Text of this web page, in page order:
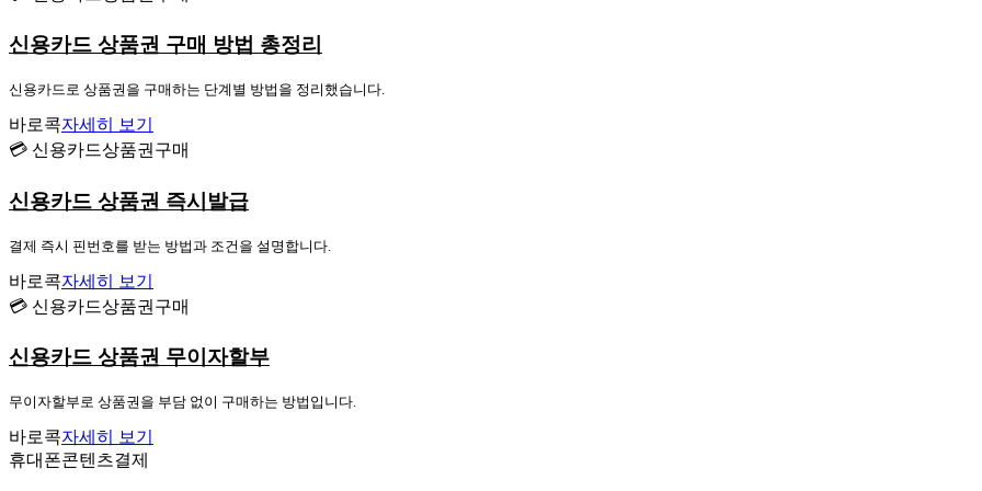
신용카드 상품권 구매 방법 총정리
신용카드로 상품권을 구매하는 단계별 방법을 정리했습니다.
바로콕자세히 보기
💳 신용카드상품권구매
신용카드 상품권 즉시발급
결제 즉시 핀번호를 받는 방법과 조건을 설명합니다.
바로콕자세히 보기
💳 신용카드상품권구매
신용카드 상품권 무이자할부
무이자할부로 상품권을 부담 없이 구매하는 방법입니다.
바로콕자세히 보기
휴대폰콘텐츠결제